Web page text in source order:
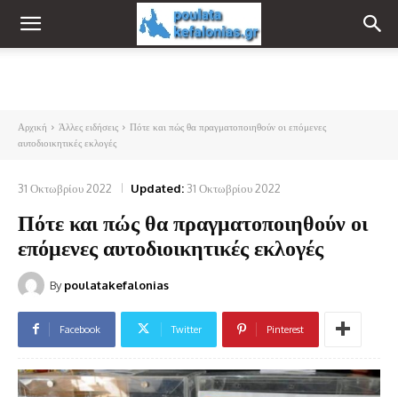
Αρχική Άλλες ειδήσεις
Πότε και πώς θα πραγματοποιηθούν οι επόμενες
αυτοδιοικητικές εκλογές
31 Οκτωβρίου 2022 Updated: 31 Οκτωβρίου 2022
Πότε και πώς θα πραγματοποιηθούν οι
επόμενες αυτοδιοικητικές εκλογές
By poulatakefalonias
Facebook Twitter Pinterest